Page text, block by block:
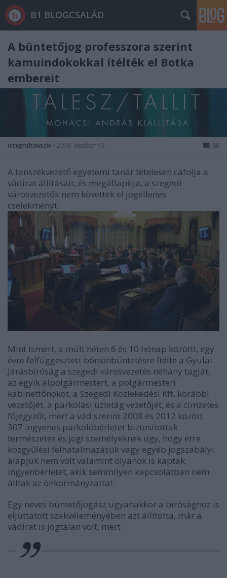
B1 BLOGCSALÁD
A büntetőjog professzora szerint
kamuindokokkal ítélték el Botka
embereit
nickgrabowszki • 2018. október 15. 66
A tanszékvezető egyetemi tanár tételesen cáfolja a
vádirat állításait, és megállapítja, a szegedi
városvezetők nem követtek el jogellenes
cselekményt.
Mint ismert, a múlt héten 6 és 10 hónap közötti, egy
évre felfüggesztett börtönbüntetésre ítélte a Gyulai
Járásbíróság a szegedi városvezetés néhány tagját,
az egyik alpolgármestert, a polgármesteri
kabinetfőnököt, a Szegedi Közlekedési Kft. korábbi
vezetőjét, a parkolási üzletág vezetőjét, és a címzetes
főjegyzőt, mert a vád szerint 2008 és 2012 között
307 ingyenes parkolóbérletet biztosítottak
természetes és jogi személyeknek úgy, hogy erre
közgyűlési felhatalmazásuk vagy egyéb jogszabályi
alapjuk nem volt valamint olyanok is kaptak
ingyenbérletet, akik semmilyen kapcsolatban nem
álltak az önkormányzattal.
Egy neves büntetőjogász ugyanakkor a bírósághoz is
eljuttatott szakvéleményében azt állította, már a
vádirat is jogtalan volt, mert